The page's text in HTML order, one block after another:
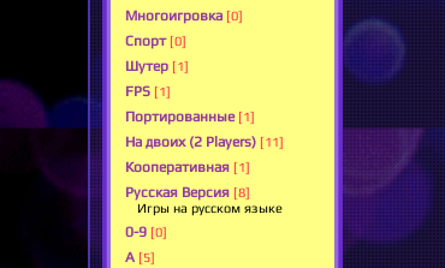
Многоигровка [0]
Спорт [0]
Шутер [1]
FPS [1]
Портированные [1]
На двоих (2 Players) [11]
Кооперативная [1]
Русская Версия [8]
Игры на русском языке
0-9 [0]
A [5]